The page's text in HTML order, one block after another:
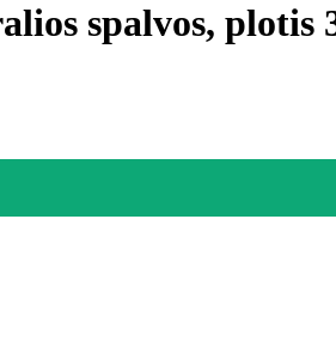
spalvos, plotis